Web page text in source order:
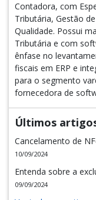
Contadora, com
Tributária, Gestão
Qualidade. Possui
Tributária e com
ênfase no
fiscais em ERP e
para o segmento
fornecedora de
Últimos
Cancelamento de
10/09/2024
Entenda sobre a
09/09/2024